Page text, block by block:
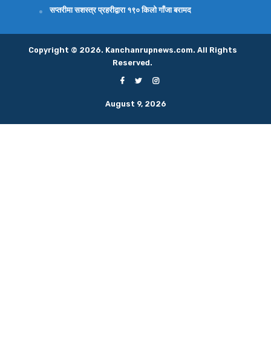
सप्तरीमा सशस्त्र प्रहरीद्वारा १९० किलो गाँजा बरामद
Copyright © 2026. Kanchanrupnews.com. All Rights
Reserved.
August 9, 2026